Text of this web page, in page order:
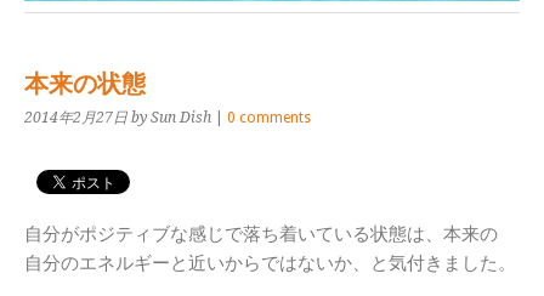
本来の状態
2014年2月27日 by Sun Dish 0 comments
自分がポジティブな感じで落ち着いている状態は、本来の
自分のエネルギーと近いからではないか、と気付きました。